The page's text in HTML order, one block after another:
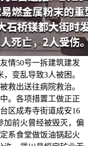
情50号一拆建筑建发
变乱导致3人被困。
救出送往病院救治。
。各项措置工做正正
区成寿寺街道成安16
加前火曾经被毁灭，偏
系食堂做饭油锅起火